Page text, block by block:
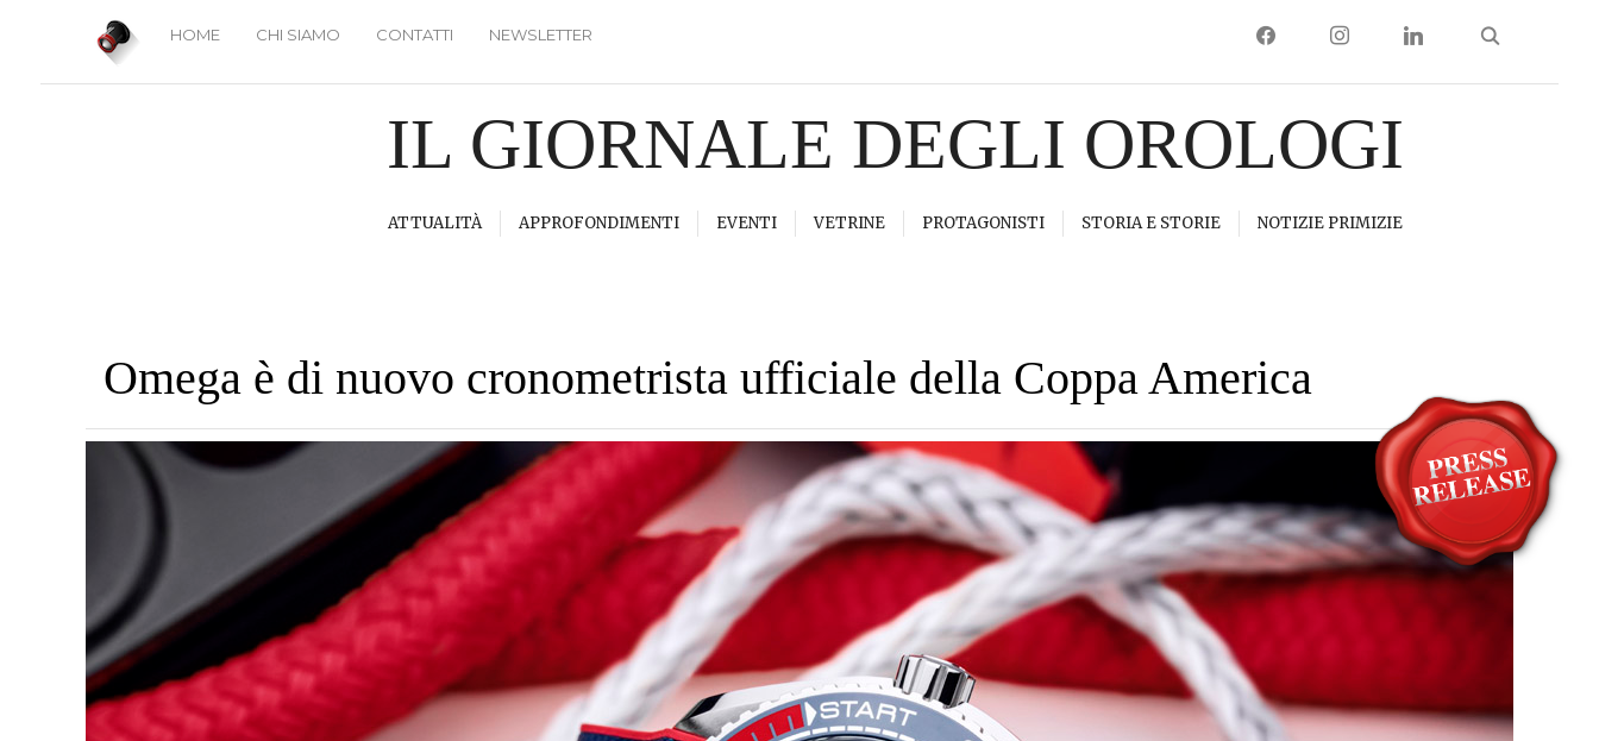
HOME CHI SIAMO CONTATTI NEWSLETTER FACEBOOKINSTAGRAMLINKEDIN
IL GIORNALE DEGLI OROLOGI
ATTUALITÀ APPROFONDIMENTI EVENTI VETRINE PROTAGONISTI STORIA E STORIE NOTIZIE PRIMIZIE
Omega è di nuovo cronometrista ufficiale della Coppa America